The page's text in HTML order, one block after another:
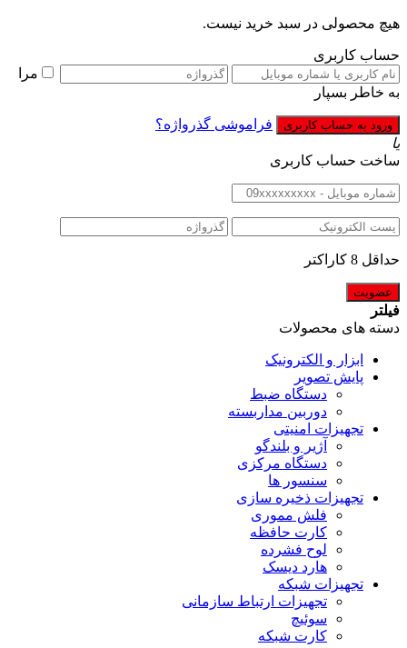
هیچ محصولی در سبد خرید نیست.
حساب کاربری
مرا
به خاطر بسپار
فراموشی گذرواژه؟
یا
ساخت حساب کاربری
حداقل 8 کاراکتر
فیلتر
دسته های محصولات
ابزار و الکترونیک
پایش تصویر
دستگاه ضبط
دوربین مداربسته
تجهیزات امنیتی
آژیر و بلندگو
دستگاه مرکزی
سنسور ها
تجهیزات ذخیره سازی
فلش مموری
کارت حافظه
لوح فشرده
هارد دیسک
تجهیزات شبکه
تجهیزات ارتباط سازمانی
سوئیچ
کارت شبکه